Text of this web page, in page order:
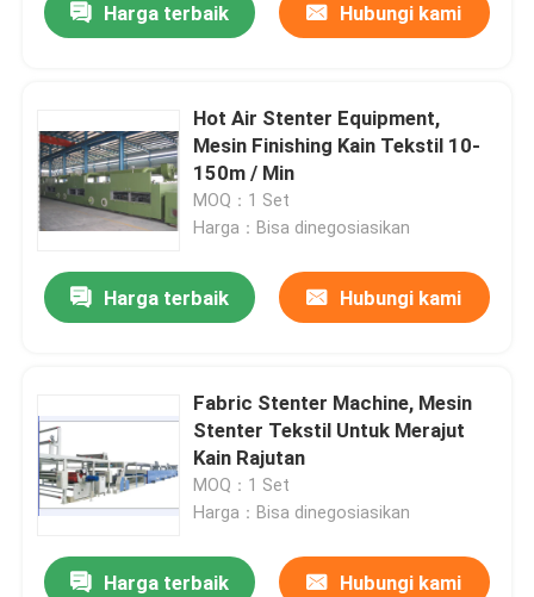
Harga terbaik Hubungi kami
Hot Air Stenter Equipment,
Mesin Finishing Kain Tekstil 10-
150m / Min
MOQ：1 Set
Harga：Bisa dinegosiasikan
Harga terbaik Hubungi kami
Fabric Stenter Machine, Mesin
Stenter Tekstil Untuk Merajut
Kain Rajutan
MOQ：1 Set
Harga：Bisa dinegosiasikan
Harga terbaik Hubungi kami